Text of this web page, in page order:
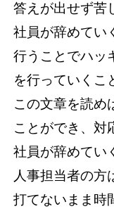
答えが出せず苦
社員が辞めてい
行うことでハッ
を行っていくこ
この文章を読め
ことができ、対
社員が辞めてい
人事担当者の方
打てないまま時